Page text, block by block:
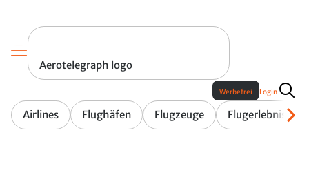
Aerotelegraph logo
Airlines Flughäfen Flugzeuge Flugerlebnis
Werbefrei Login